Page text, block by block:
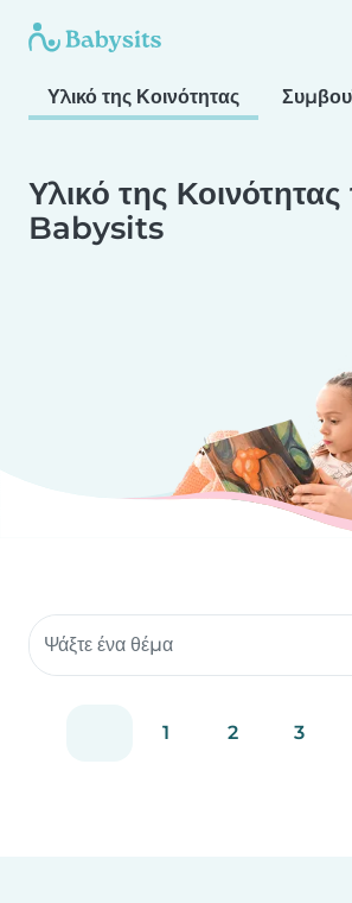
Υλικό της Κοινότητας
Υλικό της Κοινότητας
Babysits
Αναζήτηση υλικού κοινότητας
1 2 3